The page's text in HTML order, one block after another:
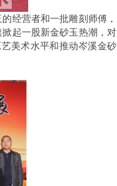
经营者和一批雕刻师傅，
起一股新金砂玉热潮，对
美术水平和推动岑溪金砂